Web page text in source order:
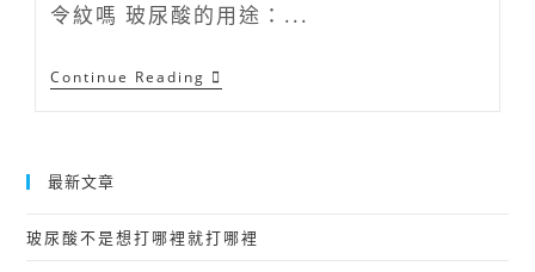
令紋嗎 玻尿酸的用途：...
Continue Reading
最新文章
玻尿酸不是想打哪裡就打哪裡